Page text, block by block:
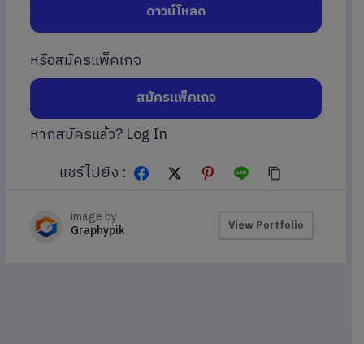
ดาวน์โหลด
หรือสมัครแพ็คเกจ
สมัครแพ็คเกจ
หากสมัครแล้ว? Log In
แชร์ไปยัง :
image by
Graphypik View Portfolio